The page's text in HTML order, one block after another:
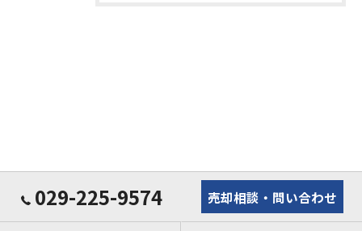
029-225-9574 売却相談・問い合わせ